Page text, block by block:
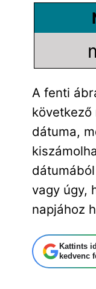
A fenti
következő
dátuma,
vagy úgy,
napjához
Kattints
kedvenc